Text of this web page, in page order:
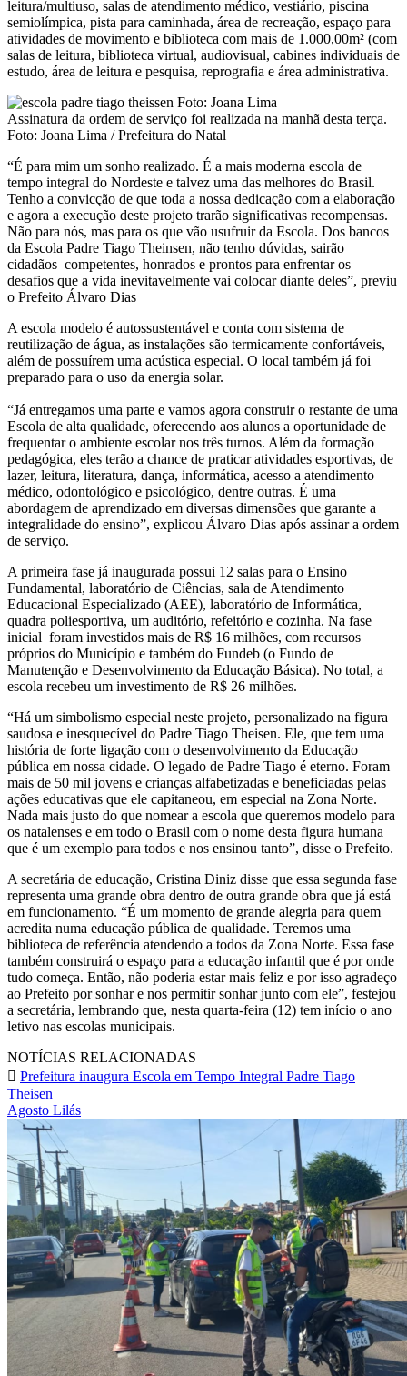
leitura/multiuso, salas de atendimento médico, vestiário, piscina
semiolímpica, pista para caminhada, área de recreação, espaço para
atividades de movimento e biblioteca com mais de 1.000,00m² (com
salas de leitura, biblioteca virtual, audiovisual, cabines individuais de
estudo, área de leitura e pesquisa, reprografia e área administrativa.
Assinatura da ordem de serviço foi realizada na manhã desta terça.
Foto: Joana Lima / Prefeitura do Natal
“É para mim um sonho realizado. É a mais moderna escola de
tempo integral do Nordeste e talvez uma das melhores do Brasil.
Tenho a convicção de que toda a nossa dedicação com a elaboração
e agora a execução deste projeto trarão significativas recompensas.
Não para nós, mas para os que vão usufruir da Escola. Dos bancos
da Escola Padre Tiago Theinsen, não tenho dúvidas, sairão
cidadãos competentes, honrados e prontos para enfrentar os
desafios que a vida inevitavelmente vai colocar diante deles”, previu
o Prefeito Álvaro Dias
A escola modelo é autossustentável e conta com sistema de
reutilização de água, as instalações são termicamente confortáveis,
além de possuírem uma acústica especial. O local também já foi
preparado para o uso da energia solar.
“Já entregamos uma parte e vamos agora construir o restante de uma
Escola de alta qualidade, oferecendo aos alunos a oportunidade de
frequentar o ambiente escolar nos três turnos. Além da formação
pedagógica, eles terão a chance de praticar atividades esportivas, de
lazer, leitura, literatura, dança, informática, acesso a atendimento
médico, odontológico e psicológico, dentre outras. É uma
abordagem de aprendizado em diversas dimensões que garante a
integralidade do ensino”, explicou Álvaro Dias após assinar a ordem
de serviço.
A primeira fase já inaugurada possui 12 salas para o Ensino
Fundamental, laboratório de Ciências, sala de Atendimento
Educacional Especializado (AEE), laboratório de Informática,
quadra poliesportiva, um auditório, refeitório e cozinha. Na fase
inicial foram investidos mais de R$ 16 milhões, com recursos
próprios do Município e também do Fundeb (o Fundo de
Manutenção e Desenvolvimento da Educação Básica). No total, a
escola recebeu um investimento de R$ 26 milhões.
“Há um simbolismo especial neste projeto, personalizado na figura
saudosa e inesquecível do Padre Tiago Theisen. Ele, que tem uma
história de forte ligação com o desenvolvimento da Educação
pública em nossa cidade. O legado de Padre Tiago é eterno. Foram
mais de 50 mil jovens e crianças alfabetizadas e beneficiadas pelas
ações educativas que ele capitaneou, em especial na Zona Norte.
Nada mais justo do que nomear a escola que queremos modelo para
os natalenses e em todo o Brasil com o nome desta figura humana
que é um exemplo para todos e nos ensinou tanto”, disse o Prefeito.
A secretária de educação, Cristina Diniz disse que essa segunda fase
representa uma grande obra dentro de outra grande obra que já está
em funcionamento. “É um momento de grande alegria para quem
acredita numa educação pública de qualidade. Teremos uma
biblioteca de referência atendendo a todos da Zona Norte. Essa fase
também construirá o espaço para a educação infantil que é por onde
tudo começa. Então, não poderia estar mais feliz e por isso agradeço
ao Prefeito por sonhar e nos permitir sonhar junto com ele”, festejou
a secretária, lembrando que, nesta quarta-feira (12) tem início o ano
letivo nas escolas municipais.
NOTÍCIAS RELACIONADAS
Prefeitura inaugura Escola em Tempo Integral Padre Tiago
Theisen
Agosto Lilás